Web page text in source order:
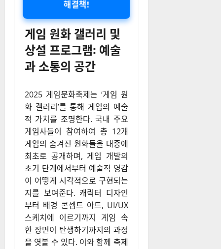
해결책!
게임 원화 갤러리 및
상설 프로그램: 예술
과 소통의 공간
2025 게임문화축제는 ‘게임 원
화 갤러리’를 통해 게임의 예술
적 가치를 조명한다. 국내 주요
게임사들이 참여하여 총 12개
게임의 숨겨진 원화들을 대중에
최초로 공개하며, 게임 개발의
초기 단계에서부터 예술적 영감
이 어떻게 시각적으로 구현되는
지를 보여준다. 캐릭터 디자인
부터 배경 콘셉트 아트, UI/UX
스케치에 이르기까지 게임 속
한 장면이 탄생하기까지의 과정
을 엿볼 수 있다. 이와 함께 축제